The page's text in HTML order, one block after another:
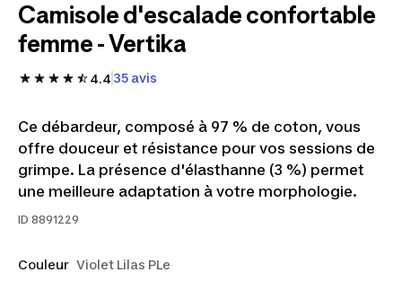
Camisole d'escalade confortable
femme - Vertika
4.435 avis
Ce débardeur, composé à 97 % de coton, vous
offre douceur et résistance pour vos sessions de
grimpe. La présence d'élasthanne (3 %) permet
une meilleure adaptation à votre morphologie.
ID 8891229
Couleur Violet Lilas PLe